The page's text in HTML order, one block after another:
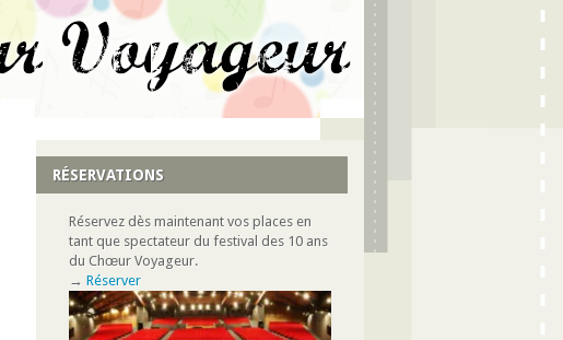
RÉSERVATIONS
Réservez dès maintenant vos places en
tant que spectateur du festival des 10 ans
du Chœur Voyageur.
→ Réserver